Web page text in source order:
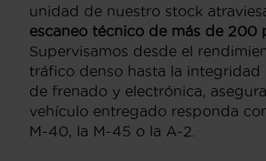
unidad de nuestro stock
escaneo técnico de más de 200
Supervisamos desde el
tráfico denso hasta la integridad
de frenado y electrónica,
vehículo entregado responda
M-40, la M-45 o la A-2.